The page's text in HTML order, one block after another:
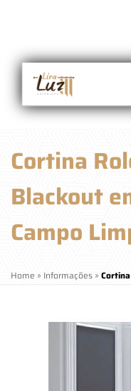
Cortina
Blackout
Campo
Home » Informações »